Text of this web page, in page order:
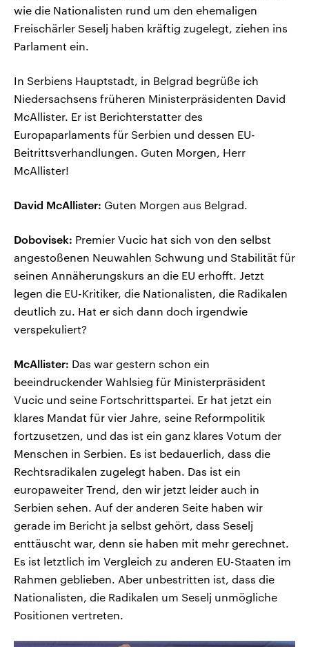
wie die Nationalisten rund um den ehemaligen
Freischärler Seselj haben kräftig zugelegt, ziehen ins
Parlament ein.
In Serbiens Hauptstadt, in Belgrad begrüße ich
Niedersachsens früheren Ministerpräsidenten David
McAllister. Er ist Berichterstatter des
Europaparlaments für Serbien und dessen EU-
Beitrittsverhandlungen. Guten Morgen, Herr
McAllister!
David McAllister: Guten Morgen aus Belgrad.
Dobovisek: Premier Vucic hat sich von den selbst
angestoßenen Neuwahlen Schwung und Stabilität für
seinen Annäherungskurs an die EU erhofft. Jetzt
legen die EU-Kritiker, die Nationalisten, die Radikalen
deutlich zu. Hat er sich dann doch irgendwie
verspekuliert?
McAllister: Das war gestern schon ein
beeindruckender Wahlsieg für Ministerpräsident
Vucic und seine Fortschrittspartei. Er hat jetzt ein
klares Mandat für vier Jahre, seine Reformpolitik
fortzusetzen, und das ist ein ganz klares Votum der
Menschen in Serbien. Es ist bedauerlich, dass die
Rechtsradikalen zugelegt haben. Das ist ein
europaweiter Trend, den wir jetzt leider auch in
Serbien sehen. Auf der anderen Seite haben wir
gerade im Bericht ja selbst gehört, dass Seselj
enttäuscht war, denn sie haben mit mehr gerechnet.
Es ist letztlich im Vergleich zu anderen EU-Staaten im
Rahmen geblieben. Aber unbestritten ist, dass die
Nationalisten, die Radikalen um Seselj unmögliche
Positionen vertreten.